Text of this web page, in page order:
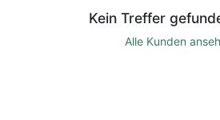
Kein Treffer
Alle Kunden